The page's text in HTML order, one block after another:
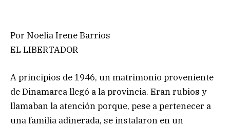
Por Noelia Irene Barrios
EL LIBERTADOR
A principios de 1946, un matrimonio proveniente
de Dinamarca llegó a la provincia. Eran rubios y
llamaban la atención porque, pese a pertenecer a
una familia adinerada, se instalaron en un